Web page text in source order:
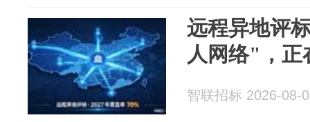
远程异地评
人网络"，正
智联招标 2026-08-